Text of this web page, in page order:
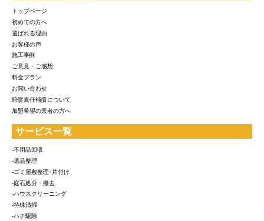
トップページ
初めての方へ
選ばれる理由
お客様の声
施工事例
ご意見・ご感想
料金プラン
お問い合わせ
賠償責任補償について
加盟希望の業者の方へ
サービス一覧
-不用品回収
-遺品整理
-ゴミ屋敷整理･片付け
-庭石処分・撤去
-ハウスクリーニング
-特殊清掃
-ハチ駆除